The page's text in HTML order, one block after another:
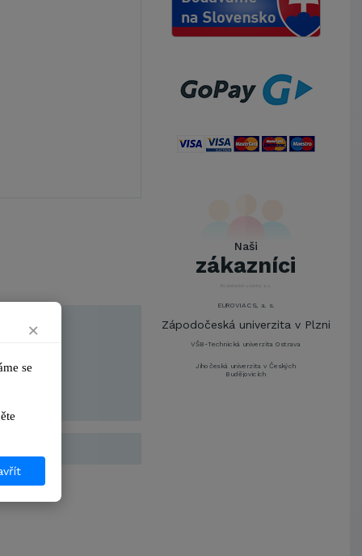
Naši
zákazníci
Brně,Správa kolejí a menz
Arcibiskupství pražské
Kostelecké uzeniny a.s.
EUROVIA CS, a. s.
Zápodočeská univerzita v Plzni
VŠB-Technická univerzita Ostrava
Jihočeská univerzita v Českých
Budějovicích
×
se